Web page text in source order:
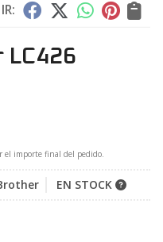
LC426
el importe final del pedido.
EN STOCK